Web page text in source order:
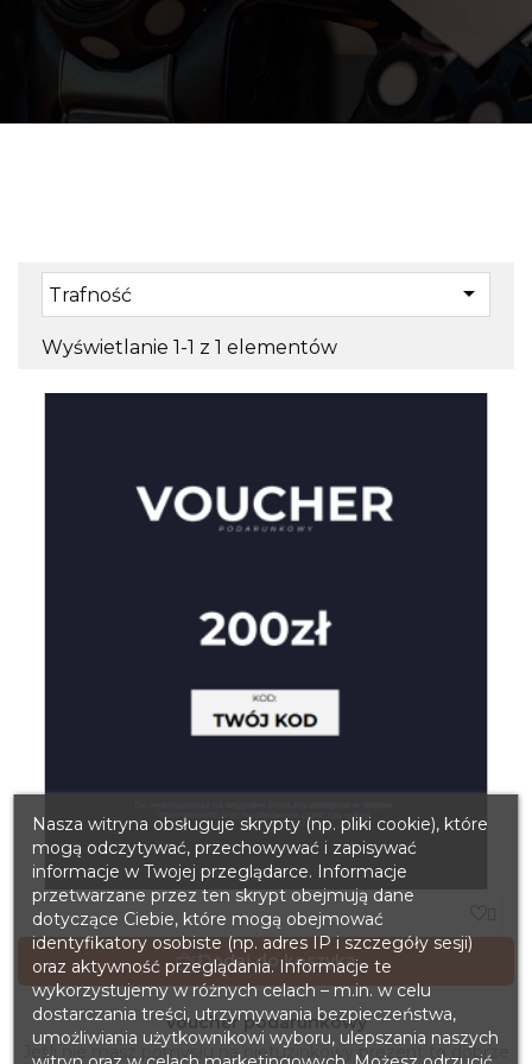
Trafność 
Wyświetlanie 1-1 z 1 elementów
Dodaj do koszyka
Voucher podarunkowy
Jeśli nie masz pomysłu na nietuzinkowy prezent to dobrze
Nasza witryna obsługuje skrypty (np. pliki cookie), które
mogą odczytywać, przechowywać i zapisywać
informacje w Twojej przeglądarce. Informacje
przetwarzane przez ten skrypt obejmują dane
dotyczące Ciebie, które mogą obejmować
identyfikatory osobiste (np. adres IP i szczegóły sesji)
oraz aktywność przeglądania. Informacje te
wykorzystujemy w różnych celach – m.in. w celu
dostarczania treści, utrzymywania bezpieczeństwa,
umożliwiania użytkownikowi wyboru, ulepszania naszych